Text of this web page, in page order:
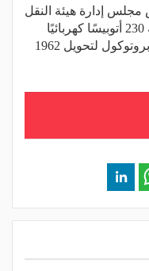
إدارة هيئة النقل
العام، إن مؤتمر المناخ شهد مشاركة 230 أتوبيسًا كهربائيًا
منهم 170 خاصين بالهيئة، وتم توقيع بروتوكول لتحويل 1962